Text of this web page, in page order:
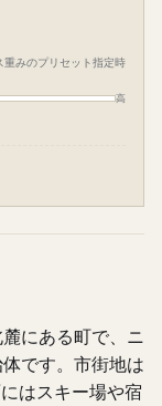
みのプリセット指定時
高
にある町で、ニ
です。市街地は
はスキー場や宿